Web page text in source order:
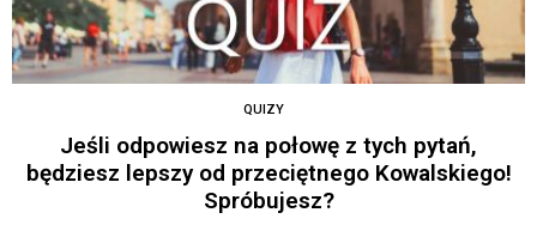
QUIZY
Jeśli odpowiesz na połowę z tych pytań,
będziesz lepszy od przeciętnego Kowalskiego!
Spróbujesz?